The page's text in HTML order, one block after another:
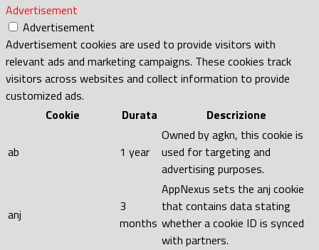
Advertisement
Advertisement
Advertisement cookies are used to provide visitors with
relevant ads and marketing campaigns. These cookies track
visitors across websites and collect information to provide
customized ads.
Cookie
Durata Descrizione
ab 1 year
Owned by agkn, this cookie is
used for targeting and
advertising purposes.
anj
3
months
AppNexus sets the anj cookie
that contains data stating
whether a cookie ID is synced
with partners.